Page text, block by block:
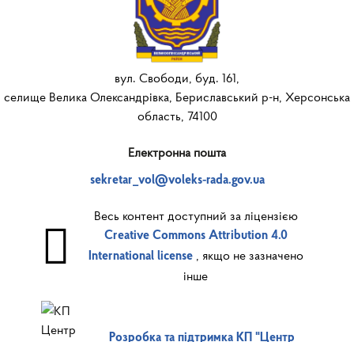
вул. Свободи, буд. 161,
селище Велика Олександрівка, Бериславський р-н, Херсонська
область, 74100
Електронна пошта
sekretar_vol@voleks-rada.gov.ua
Весь контент доступний за ліцензією
Creative Commons Attribution 4.0
International license
, якщо не зазначено
інше
Розробка та підтримка КП "Центр